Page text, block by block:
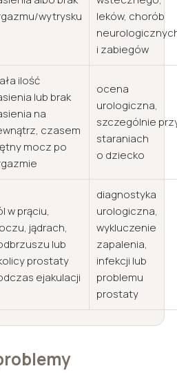
wytrysku
leków, chorób
i zabiegów
ilość
lub brak
na
czasem
mocz po
ocena
urologiczna,
szczególnie
staraniach
o dziecko
w prąciu,
jądrach,
lub
prostaty
ejakulacji
diagnostyka
urologiczna,
wykluczenie
zapalenia,
infekcji lub
problemu
prostaty